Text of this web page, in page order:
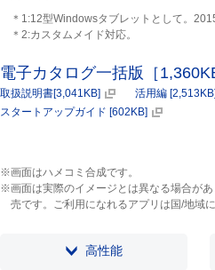
＊1:12型Windowsタブレットとして。
＊2:カスタムメイド対応。
電子カタログ一括版［
取扱説明書[3,041KB]
活用編
スタートアップガイド [602KB]
※画面はハメコミ合成です。
※画面は実際のイメージとは異なる場合が
売です。ご利用になれるアプリは国/地域
高性能